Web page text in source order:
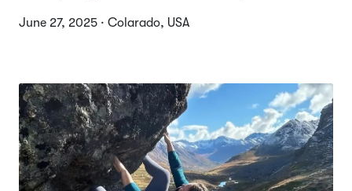
June 27, 2025 · Colarado, USA